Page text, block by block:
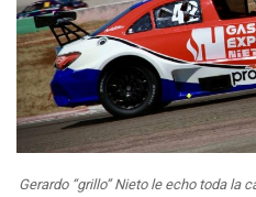
Gerardo “grillo” Nieto le echo toda la